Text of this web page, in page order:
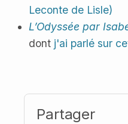
Leconte de Lisle)
L’Odyssée par
dont j'ai parlé sur
Partager